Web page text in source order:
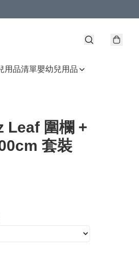
用品清單嬰幼兒用品
Leaf 圍欄 +
套裝